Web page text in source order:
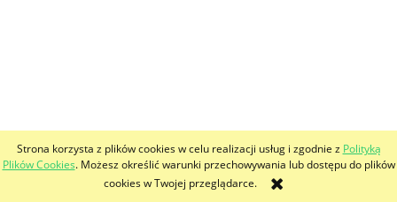
Strona korzysta z plików cookies w celu realizacji usług i zgodnie z Polityką
Plików Cookies. Możesz określić warunki przechowywania lub dostępu do plików
cookies w Twojej przeglądarce.